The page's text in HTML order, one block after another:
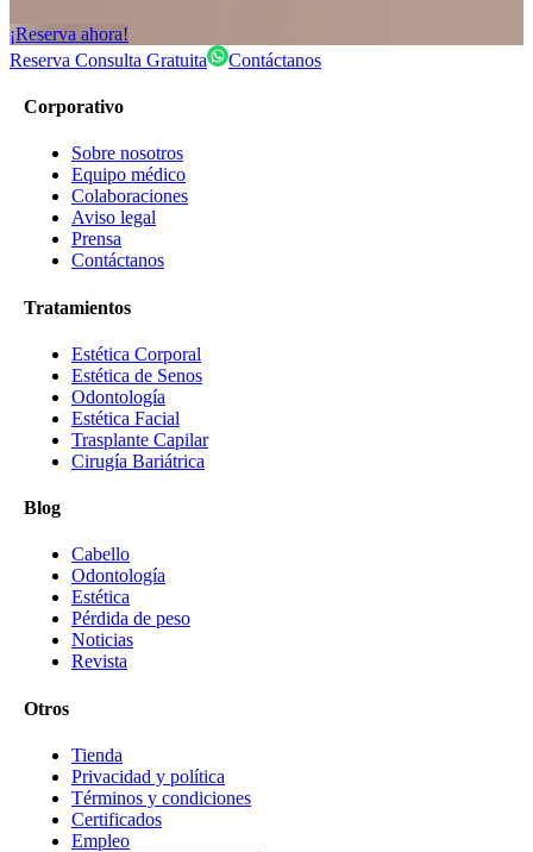
¡Reserva ahora!
Reserva Consulta Gratuita
Contáctanos
Corporativo
Sobre nosotros
Equipo médico
Colaboraciones
Aviso legal
Prensa
Contáctanos
Tratamientos
Estética Corporal
Estética de Senos
Odontología
Estética Facial
Trasplante Capilar
Cirugía Bariátrica
Blog
Cabello
Odontología
Estética
Pérdida de peso
Noticias
Revista
Otros
Tienda
Privacidad y política
Términos y condiciones
Certificados
Empleo